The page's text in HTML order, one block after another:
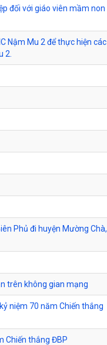
đối với giáo viên mầm non
Nậm Mu 2 để thực hiện các
2.
Phủ đi huyện Mường Chà,
trên không gian mạng
niệm 70 năm Chiến thắng
Chiến thắng ĐBP